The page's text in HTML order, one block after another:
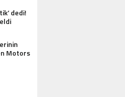
ANTIK
dedi!
Motors